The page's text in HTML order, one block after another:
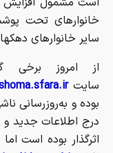
خانوارهای تحت
سایر خانوارهای
از امروز برخی
سایت
بوده و به‌روزرسانی
درج اطلاعات جدید و
اثرگذار بوده است